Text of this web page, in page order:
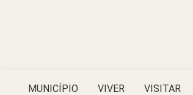
MUNICÍPIO VIVER VISITAR